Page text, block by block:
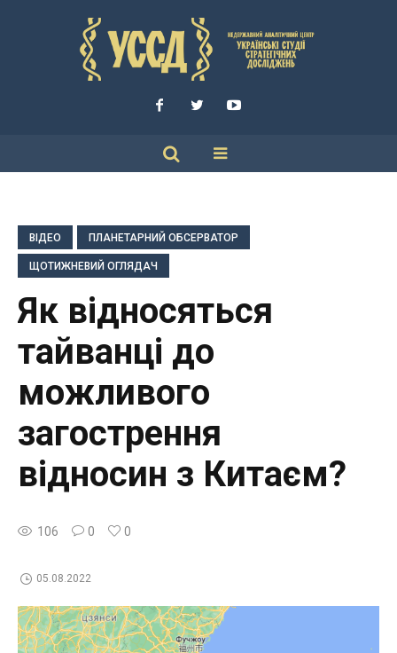
ВІДЕО ПЛАНЕТАРНИЙ ОБСЕРВАТОР
ЩОТИЖНЕВИЙ ОГЛЯДАЧ
Як відносяться
тайванці до
можливого
загострення
відносин з Китаєм?
106 0 0
05.08.2022